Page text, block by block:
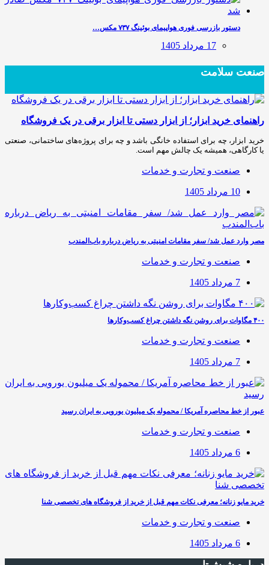
دستور بازرسی فوری هواپیمای بوئینگ ۷۳۷ مکس…
17 مرداد 1405
صنعت سلامت
راهنمای خرید ابزار؛ از ابزار دستی تا ابزار برقی در یک فروشگاه
خرید ابزار، چه برای استفاده خانگی باشد و چه برای پروژه‌های ساختمانی، صنعتی
یا کارگاهی، همیشه یک چالش مهم است.
صنعت و تجارت و خدمات
10 مرداد 1405
مصر وارد عمل شد/ سفر مقامات امنیتی به ریاض درباره باب‌المندب
صنعت و تجارت و خدمات
7 مرداد 1405
۴۰۰ مگاوات برای روشن نگه داشتن چراغ کسب‌وکار‌ها
صنعت و تجارت و خدمات
7 مرداد 1405
عبور از خط محاصره آمریکا / محموله یک میلیون یورویی به ایران رسید
صنعت و تجارت و خدمات
6 مرداد 1405
خرید مایو زنانه؛ معرفی نکات مهم قبل از خرید از فروشگاه های تخصصی شنا
صنعت و تجارت و خدمات
6 مرداد 1405